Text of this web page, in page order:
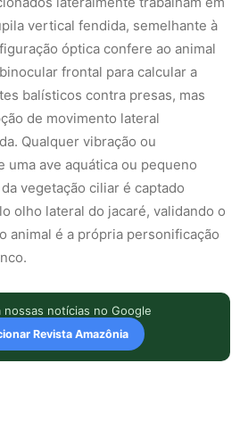
vertical fendida, semelhante à
óptica confere ao animal
frontal para calcular a
balísticos contra presas, mas
de movimento lateral
Qualquer vibração ou
uma ave aquática ou pequeno
vegetação ciliar é captado
olho lateral do jacaré, validando o
animal é a própria personificação
nossas notícias no Google
Revista Amazônia